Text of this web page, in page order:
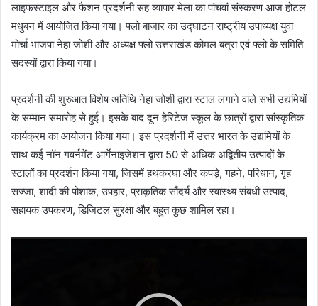
लाइफस्टाइल और फैशन प्रदर्शनी सह व्यापार मेला का पांचवां संस्करण आज होटल
मधुबन में आयोजित किया गया। फ्लो बाजार का उद्घाटन राष्ट्रीय उपाध्यक्ष युवा
मोर्चा भाजपा नेहा जोशी और अध्यक्ष फ्लो उत्तराखंड कोमल बत्रा एवं फ्लो के समिति
सदस्यों द्वारा किया गया।
प्रदर्शनी की शुरुआत विशेष अतिथि नेहा जोशी द्वारा स्टाल लगाने वाले सभी उद्यमियों
के सम्मान समारोह से हुई। इसके बाद दून हेरिटेज स्कूल के छात्रों द्वारा सांस्कृतिक
कार्यक्रम का आयोजन किया गया। इस प्रदर्शनी में उत्तर भारत के उद्यमियों के
साथ कई नॉन गवर्नमेंट आर्गेनाइजेशन द्वारा 50 से अधिक अद्वितीय उत्पादों के
स्टालों का प्रदर्शन किया गया, जिसमें हथकरघा और कपड़े, गहने, परिधान, गृह
सज्जा, शादी की पोशाक, उपहार, प्राकृतिक सौंदर्य और स्वास्थ्य संबंधी उत्पाद,
सहायक उपकरण, डिजिटल सुरक्षा और बहुत कुछ शामिल रहा।